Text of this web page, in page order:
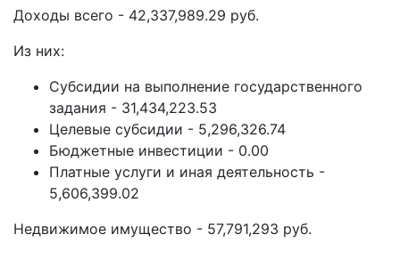
Доходы всего - 42,337,989.29 руб.
Из них:
Субсидии на выполнение государственного
задания - 31,434,223.53
Целевые субсидии - 5,296,326.74
Бюджетные инвестиции - 0.00
Платные услуги и иная деятельность -
5,606,399.02
Недвижимое имущество - 57,791,293 руб.